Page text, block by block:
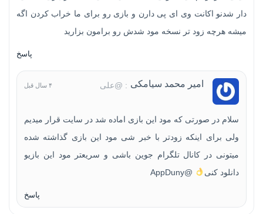
دار شدنو اکانت وی ای پی دارن و بازی رو برای ما خراب کردن اگه
میشه هرچه زود تر نسخه مود شدش رو برامون بزارید
پاسخ
امیر محمد سیامکی : @علی ۴ سال قبل
سلام در صورتی که مود این بازی اماده شد در سایت قرار میدیم
ولی برای اینکه زودتر با خبر شی مود این بازی گذاشته شده
میتونی در کانال تلگرام جوین باشی و سریعتر مود این بازیو
دانلود کنی
@AppDuny
پاسخ